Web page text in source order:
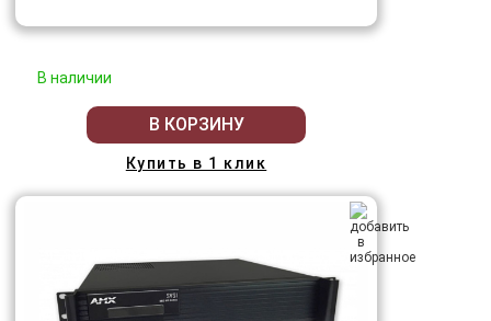
В наличии
В КОРЗИНУ
Купить в 1 клик